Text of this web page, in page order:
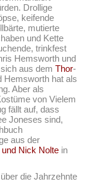
Drollige
keifende
mutierte
und Kette
trinkfest
Hemsworth und
sich aus demThor-
Hemsworth hat als
Aber als
von Vielem
fällt auf, dass
Joneses sind,
aus der
Nick Nolte in
die Jahrzehnte